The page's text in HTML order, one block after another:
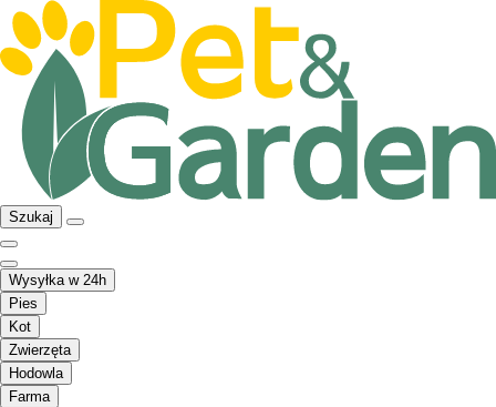
Szukaj
Wysyłka w 24h
Pies
Kot
Zwierzęta
Hodowla
Farma